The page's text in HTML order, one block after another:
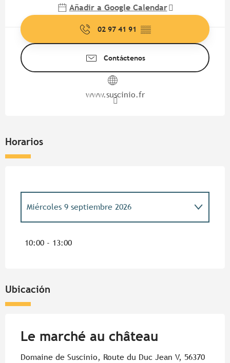
Añadir a Google Calendar
02 97 41 91 ▒▒
Contáctenos
www.suscinio.fr
Horarios
Miércoles 27 mayo 2026
Miércoles 17 junio 2026
Miércoles 9 septiembre 2026
10:00 - 13:00
Ubicación
Le marché au château
Domaine de Suscinio, Route du Duc Jean V, 56370